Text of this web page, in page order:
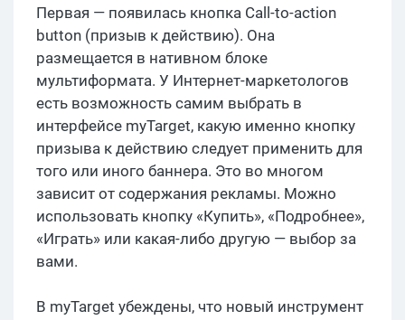
Первая — появилась кнопка Call-to-action
button (призыв к действию). Она
размещается в нативном блоке
мультиформата. У Интернет-маркетологов
есть возможность самим выбрать в
интерфейсе myTarget, какую именно кнопку
призыва к действию следует применить для
того или иного баннера. Это во многом
зависит от содержания рекламы. Можно
использовать кнопку «Купить», «Подробнее»,
«Играть» или какая-либо другую — выбор за
вами.
В myTarget убеждены, что новый инструмент